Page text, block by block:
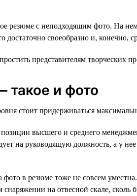
резюме с неподходящим фото. На
достаточно своеобразно и, конечно,
представителям творческих
такое и фото
стоит придерживаться
высшего и среднего
на руководящую должность, а у
в резюме тоже не совсем
на отвесной скале,